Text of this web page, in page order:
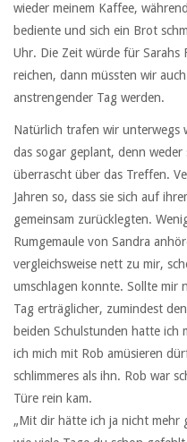
wieder meinem Kaffee,
bediente und sich ein Brot
Uhr. Die Zeit würde für Sarahs
reichen, dann müssten wir
anstrengender Tag werden.
Natürlich trafen wir unterwegs
das sogar geplant, denn
überrascht über das Treffen.
Jahren so, dass sie sich auf
gemeinsam zurücklegten.
Rumgemaule von Sandra
vergleichsweise nett zu mir,
umschlagen konnte. Sollte mir
Tag erträglicher, zumindest
beiden Schulstunden hatte ich
ich mich mit Rob amüsieren
schlimmeres als ihn. Rob war
Türe rein kam.
„Mit dir hätte ich ja nicht mehr